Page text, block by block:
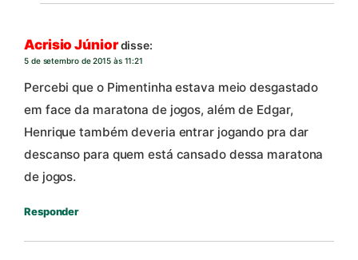
Acrisio Júniordisse:
5 de setembro de 2015 às 11:21
Percebi que o Pimentinha estava meio desgastado
em face da maratona de jogos, além de Edgar,
Henrique também deveria entrar jogando pra dar
descanso para quem está cansado dessa maratona
de jogos.
Responder